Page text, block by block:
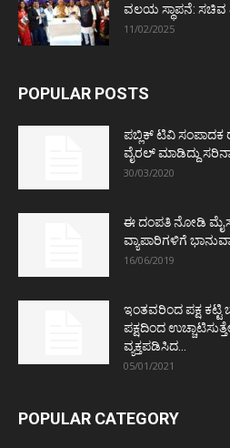
ವಲಯ ಸ್ಥಾಪನೆ: ಸಚಿವ
11/02/2025
POPULAR POSTS
ಪಬ್ಲಿಕ್ ಟಿವಿ
ವೈರಲ್ ಮಾಡಿದ್ದು
30/03/2020
ಈ ದಂಪತಿ ನೋಡಿ
ವ್ಯಾಪಾರಿಗಳಿಗೆ
16/06/2019
ಇಂತವರಿಂದ ಪಕ್ಷ ಕಟ್ಟಿ
ಪಕ್ಷದಿಂದ
ವ್ಯಕ್ತಪಡಿಸಿದ...
05/01/2021
POPULAR CATEGORY